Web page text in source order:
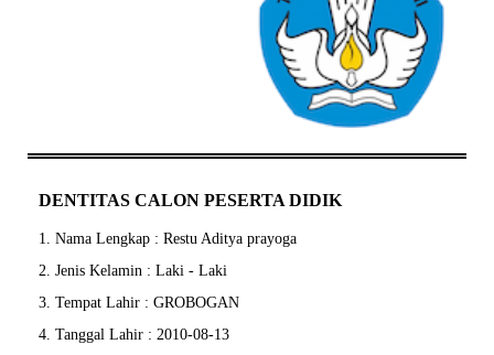
DENTITAS CALON PESERTA DIDIK
1. Nama Lengkap : Restu Aditya prayoga
2. Jenis Kelamin : Laki - Laki
3. Tempat Lahir : GROBOGAN
4. Tanggal Lahir : 2010-08-13